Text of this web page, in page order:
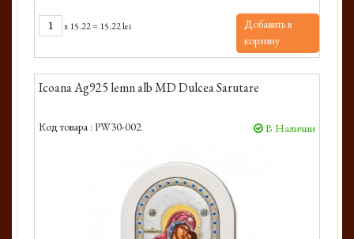
x15.22= 15.22 lei
Добавить в
корзину
Icoana Ag925 lemn alb MD Dulcea Sarutare
Код товара : PW30-002 В Наличии